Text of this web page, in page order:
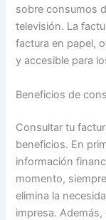
sobre consumos
televisión. La
factura en papel,
y accesible para
Beneficios de
Consultar tu
beneficios. En
información
momento,
elimina la
impresa.